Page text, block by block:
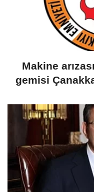
Makine
gemisi